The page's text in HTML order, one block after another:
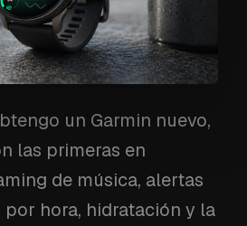
un Garmin nuevo,
las primeras en
de música, alertas
hora, hidratación y la